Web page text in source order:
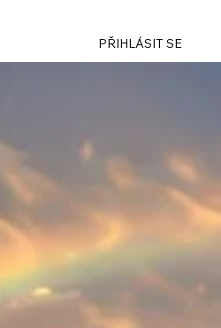
PŘIHLÁSIT SE